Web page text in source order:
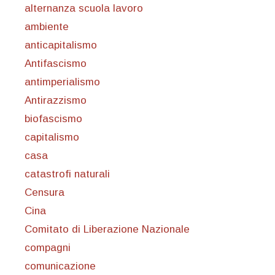
alternanza scuola lavoro
ambiente
anticapitalismo
Antifascismo
antimperialismo
Antirazzismo
biofascismo
capitalismo
casa
catastrofi naturali
Censura
Cina
Comitato di Liberazione Nazionale
compagni
comunicazione